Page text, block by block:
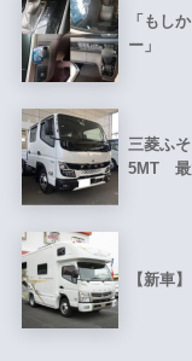
「もし
ー」
三菱ふ
5MT 最
【新車